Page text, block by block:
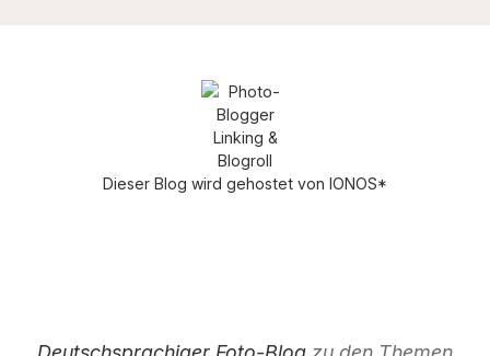
Dieser Blog wird gehostet von IONOS*